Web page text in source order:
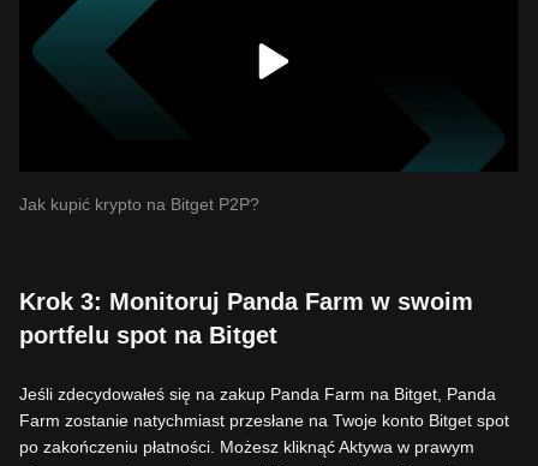
Jak kupić krypto na Bitget P2P?
Krok 3: Monitoruj Panda Farm w swoim
portfelu spot na Bitget
Jeśli zdecydowałeś się na zakup Panda Farm na Bitget, Panda
Farm zostanie natychmiast przesłane na Twoje konto Bitget spot
po zakończeniu płatności. Możesz kliknąć Aktywa w prawym